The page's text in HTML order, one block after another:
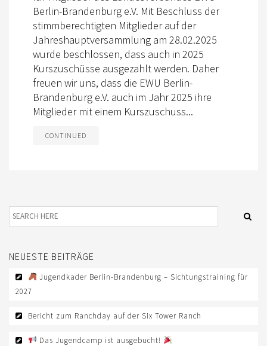
AUSSCHREIBUNGEN
MITGLIED WERDEN
KONTAKT
IMPRESSUM
DATENSCHUTZ
SATZUNG/RECHTSORDNUNG
WESTERN-REITABZEICHEN
AUSBILDUNG TURNIERFACHLEUTE
EWU-SHOP
LOGIN
Berlin-Brandenburg e.V. Mit Beschluss der
stimmberechtigten Mitglieder auf der
Jahreshauptversammlung am 28.02.2025
wurde beschlossen, dass auch in 2025
Kurszuschüsse ausgezahlt werden. Daher
freuen wir uns, dass die EWU Berlin-
Brandenburg e.V. auch im Jahr 2025 ihre
Mitglieder mit einem Kurszuschuss...
CONTINUED
NEUESTE BEITRÄGE
Jugendkader Berlin-Brandenburg – Sichtungstraining für
2027
Bericht zum Ranchday auf der Six Tower Ranch
Das Jugendcamp ist ausgebucht!